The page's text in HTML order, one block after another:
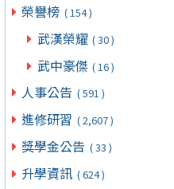
榮譽榜 ( 154 )
武漢榮耀 ( 30 )
武中豪傑 ( 16 )
人事公告 ( 591 )
進修研習 ( 2,607 )
獎學金公告 ( 33 )
升學資訊 ( 624 )